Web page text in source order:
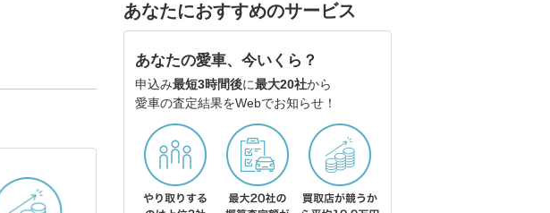
あなたにおすすめのサービス
あなたの愛車、今いくら？
申込み最短3時間後に最大20社から
愛車の査定結果をWebでお知らせ！